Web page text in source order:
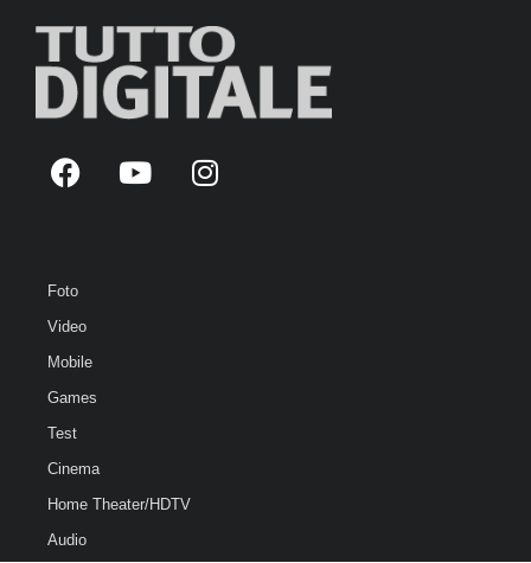
Foto
Video
Mobile
Games
Test
Cinema
Home Theater/HDTV
Audio